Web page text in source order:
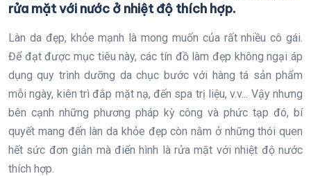
rửa mặt với nước ở nhiệt độ thích hợp.
Làn da đẹp, khỏe mạnh là mong muốn của rất nhiều cô gái.
Để đạt được mục tiêu này, các tín đồ làm đẹp không ngại áp
dụng quy trình dưỡng da chục bước với hàng tá sản phẩm
mỗi ngày, kiên trì đắp mặt nạ, đến spa trị liệu, v.v... Vậy nhưng
bên cạnh những phương pháp kỳ công và phức tạp đó, bí
quyết mang đến làn da khỏe đẹp còn nằm ở những thói quen
hết sức đơn giản mà điển hình là rửa mặt với nhiệt độ nước
thích hợp.